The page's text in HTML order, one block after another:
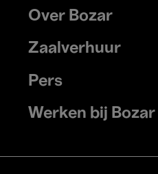
Footer
menu
Over Bozar
Zaalverhuur
Pers
Werken bij Bozar